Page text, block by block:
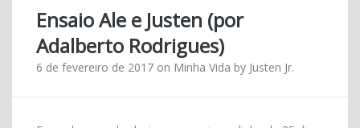
Ensaio Ale e Justen (por
Adalberto Rodrigues)
6 de fevereiro de 2017 on Minha Vida by Justen Jr.